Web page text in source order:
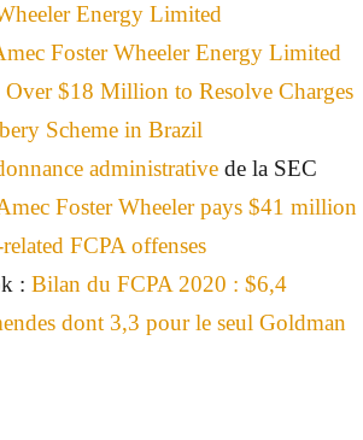
Energy Limited
Foster Wheeler Energy Limited
Over $18 Million to Resolve Charges
Scheme in Brazil
administrative de la SEC
Foster Wheeler pays $41 million
FCPA offenses
: Bilan du FCPA 2020 : $6,4
dont 3,3 pour le seul Goldman